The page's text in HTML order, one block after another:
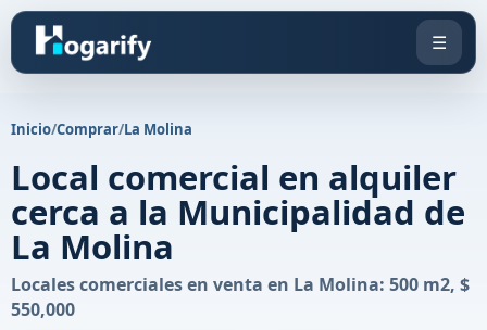
☰
Inicio/Comprar/La Molina
Local comercial en alquiler
cerca a la Municipalidad de
La Molina
Locales comerciales en venta en La Molina: 500 m2, $
550,000